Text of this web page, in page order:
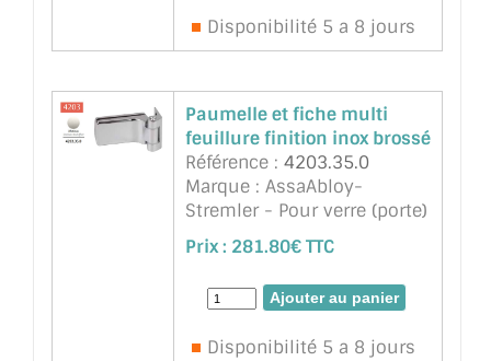
Disponibilité 5 a 8 jours
Paumelle et fiche multi
feuillure finition inox brossé
Référence : 4203.35.0
Marque : AssaAbloy-
Stremler - Pour verre (porte)
sécurit 8 ou 10mm. Avec
encoches dans le verres 2
trous 16mm (encoche
6200EF). Pour porte maxi
Prix : 281.80€ TTC
Disponibilité 5 a 8 jours